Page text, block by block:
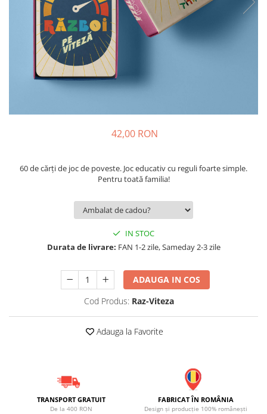
11 - 14 Ani
14+ Ani
Colecția Păcălici
TOATE JOCURILE
42,00 RON
60 de cărți de joc de poveste. Joc educativ cu reguli foarte simple.
Pentru toată familia!
IN STOC
Durata de livrare: FAN 1-2 zile, Sameday 2-3 zile
ADAUGA IN COS
Cod Produs: Raz-Viteza
Adauga la Favorite
TRANSPORT GRATUIT
De la 400 RON
FABRICAT ÎN ROMÂNIA
Design și producție 100% românești